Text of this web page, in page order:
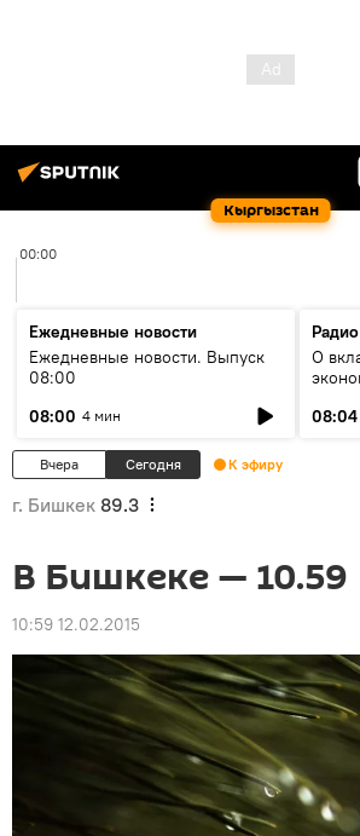
Кыргызстан
00:00
Ежедневные новости
Ежедневные новости. Выпуск
08:00
08:00 4 мин
О
08:04
Вчера Сегодня К эфиру
г. Бишкек 89.3
В Бишкеке — 10.59
10:59 12.02.2015